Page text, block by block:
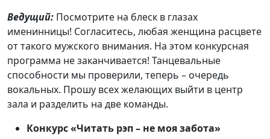
Ведущий: Посмотрите на блеск в глазах
именинницы! Согласитесь, любая женщина расцвете
от такого мужского внимания. На этом конкурсная
программа не заканчивается! Танцевальные
способности мы проверили, теперь – очередь
вокальных. Прошу всех желающих выйти в центр
зала и разделить на две команды.
Конкурс «Читать рэп – не моя забота»